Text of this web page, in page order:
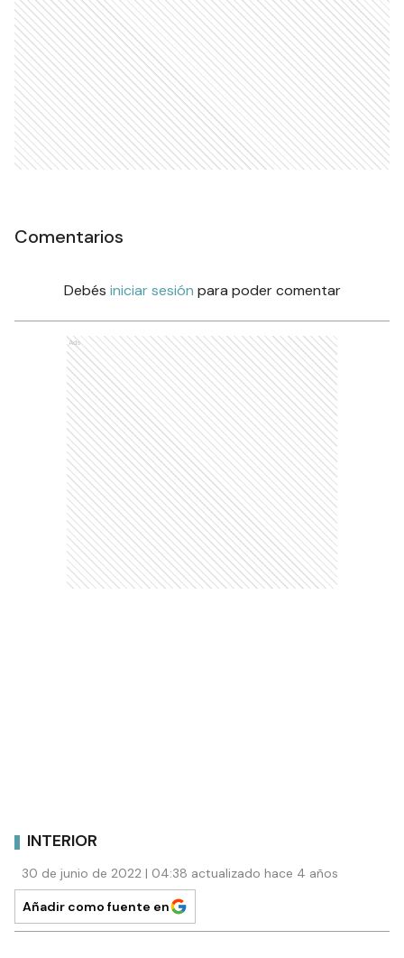
Comentarios
Debés iniciar sesión para poder comentar
Ads
INTERIOR
30 de junio de 2022 | 04:38 actualizado hace 4 años
Añadir como fuente en